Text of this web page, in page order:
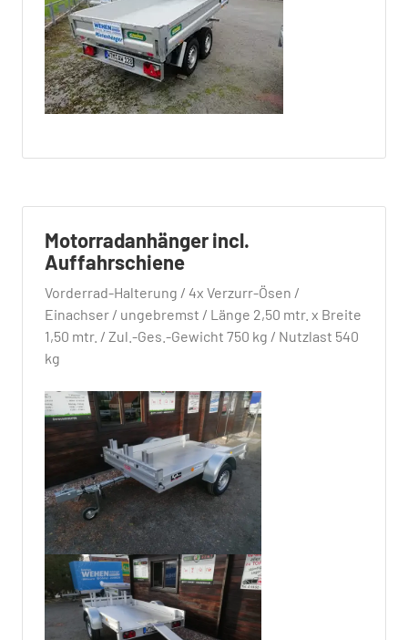
Motorradanhänger incl.
Auffahrschiene
Vorderrad-Halterung / 4x Verzurr-Ösen /
Einachser / ungebremst / Länge 2,50 mtr. x Breite
1,50 mtr. / Zul.-Ges.-Gewicht 750 kg / Nutzlast 540
kg